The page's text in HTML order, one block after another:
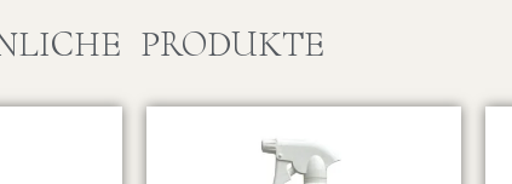
PRODUKTE